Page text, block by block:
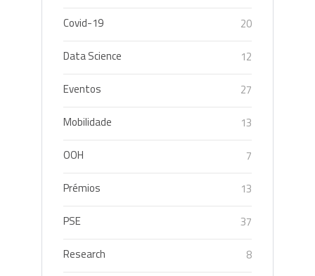
Covid-19
20
Data Science
12
Eventos
27
Mobilidade
13
OOH
7
Prémios
13
PSE
37
Research
8